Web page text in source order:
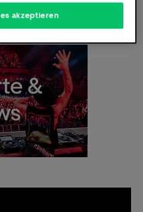
Partner
Deutsch English
akzeptieren